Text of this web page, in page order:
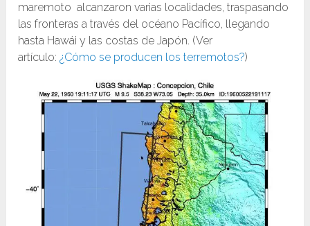
maremoto alcanzaron varias localidades, traspasando
las fronteras a través del océano Pacífico, llegando
hasta Hawái y las costas de Japón. (Ver
artículo:¿Cómo se producen los terremotos?)